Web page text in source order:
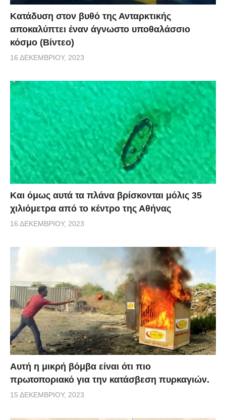
Κατάδυση στον βυθό της Ανταρκτικής
αποκαλύπτει έναν άγνωστο υποθαλάσσιο
κόσμο (Βίντεο)
16 ΔΕΚΕΜΒΡΊΟΥ, 2023
Και όμως αυτά τα πλάνα βρίσκονται μόλις 35
χιλιόμετρα από το κέντρο της Αθήνας
16 ΔΕΚΕΜΒΡΊΟΥ, 2023
Αυτή η μικρή βόμβα είναι ότι πιο
πρωτοποριακό για την κατάσβεση πυρκαγιών.
15 ΔΕΚΕΜΒΡΊΟΥ, 2023